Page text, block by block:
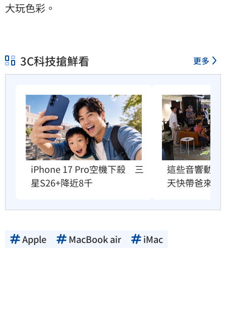
大玩色彩。
3C科技搶鮮看 更多
iPhone 17 Pro空機下殺　三
星S26+降近8千
這些音響動不
天快帶爸來聽
Apple MacBook air iMac